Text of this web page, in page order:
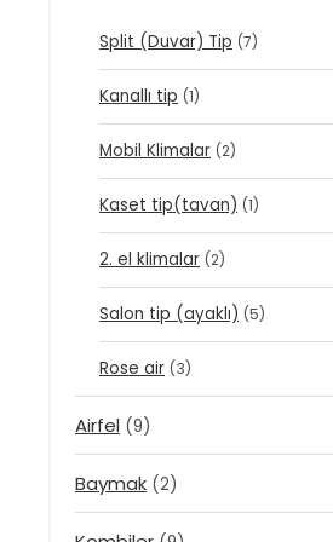
Split (Duvar) Tip (7)
Kanallı tip (1)
Mobil Klimalar (2)
Kaset tip(tavan) (1)
2. el klimalar (2)
Salon tip (ayaklı) (5)
Rose air (3)
Airfel (9)
Baymak (2)